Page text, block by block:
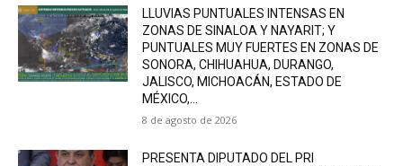
LLUVIAS PUNTUALES INTENSAS EN
ZONAS DE SINALOA Y NAYARIT; Y
PUNTUALES MUY FUERTES EN ZONAS DE
SONORA, CHIHUAHUA, DURANGO,
JALISCO, MICHOACÁN, ESTADO DE
MÉXICO,...
8 de agosto de 2026
PRESENTA DIPUTADO DEL PRI